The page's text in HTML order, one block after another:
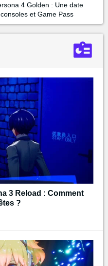
4 Golden : Une date
et Game Pass
3 Reload : Comment
?